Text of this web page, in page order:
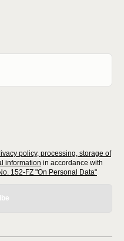
policy, processing, storage of
information in accordance with
152-FZ "On Personal Data"